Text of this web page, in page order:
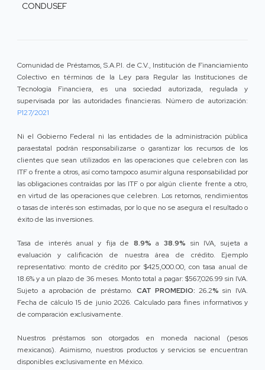
CONDUSEF
Comunidad de Préstamos, S.A.P.I. de C.V., Institución de Financiamiento
Colectivo en términos de la Ley para Regular las Instituciones de
Tecnología Financiera, es una sociedad autorizada, regulada y
supervisada por las autoridades financieras. Número de autorización:
P127/2021
Ni el Gobierno Federal ni las entidades de la administración pública
paraestatal podrán responsabilizarse o garantizar los recursos de los
clientes que sean utilizados en las operaciones que celebren con las
ITF o frente a otros, así como tampoco asumir alguna responsabilidad por
las obligaciones contraídas por las ITF o por algún cliente frente a otro,
en virtud de las operaciones que celebren. Los retornos, rendimientos
o tasas de interés son estimadas, por lo que no se asegura el resultado o
éxito de las inversiones.
Tasa de interés anual y fija de 8.9% a 38.9% sin IVA, sujeta a
evaluación y calificación de nuestra área de crédito. Ejemplo
representativo: monto de crédito por $425,000.00, con tasa anual de
18.6% y a un plazo de 36 meses. Monto total a pagar: $567,026.99 sin IVA.
Sujeto a aprobación de préstamo. CAT PROMEDIO: 26.2% sin IVA.
Fecha de cálculo 15 de junio 2026. Calculado para fines informativos y
de comparación exclusivamente.
Nuestros préstamos son otorgados en moneda nacional (pesos
mexicanos). Asimismo, nuestros productos y servicios se encuentran
disponibles exclusivamente en México.